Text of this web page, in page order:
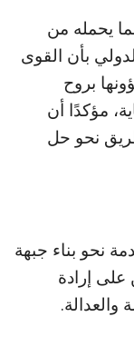
يحمله من
بأن القوى
بروح
مؤكدًا أن
نحو حل
نحو بناء جبهة
على إرادة